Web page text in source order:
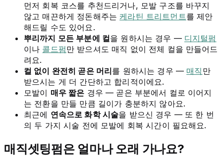
먼저 회복 코스를 추천드리거나, 모발 구조를 바꾸지
않고 매끈하게 정돈해주는 케라틴 트리트먼트를 제안
해드릴 수도 있어요.
뿌리까지 모든 부분에 컬을 원하시는 경우 — 디지털펌
이나 콜드펌만 받으셔도 매직 없이 전체 컬을 만들어드
려요.
컬 없이 완전히 곧은 머리를 원하시는 경우 — 매직 만
받으시는 게 더 간단하고 합리적이에요.
모발이 매우 짧은 경우 — 곧은 부분에서 컬로 이어지
는 전환을 만들 만큼 길이가 충분하지 않아요.
최근에 연속으로 화학 시술을 받으신 경우 — 또 한 번
의 두 가지 시술 전에 모발에 회복 시간이 필요해요.
매직셋팅펌은 얼마나 오래 가나요?